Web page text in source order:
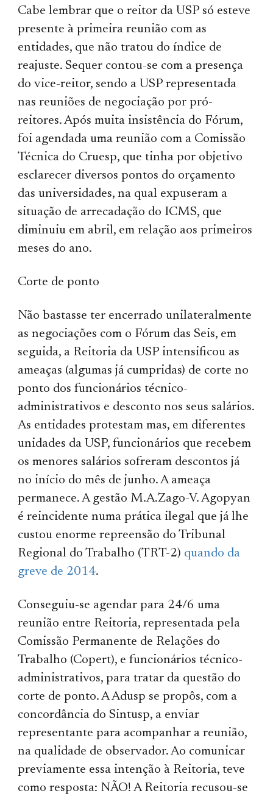
Cabe lembrar que o reitor da USP só esteve
presente à primeira reunião com as
entidades, que não tratou do índice de
reajuste. Sequer contou-se com a presença
do vice-reitor, sendo a USP representada
nas reuniões de negociação por pró-
reitores. Após muita insistência do Fórum,
foi agendada uma reunião com a Comissão
Técnica do Cruesp, que tinha por objetivo
esclarecer diversos pontos do orçamento
das universidades, na qual expuseram a
situação de arrecadação do ICMS, que
diminuiu em abril, em relação aos primeiros
meses do ano.
Corte de ponto
Não bastasse ter encerrado unilateralmente
as negociações com o Fórum das Seis, em
seguida, a Reitoria da USP intensificou as
ameaças (algumas já cumpridas) de corte no
ponto dos funcionários técnico-
administrativos e desconto nos seus salários.
As entidades protestam mas, em diferentes
unidades da USP, funcionários que recebem
os menores salários sofreram descontos já
no início do mês de junho. A ameaça
permanece. A gestão M.A.Zago-V. Agopyan
é reincidente numa prática ilegal que já lhe
custou enorme repreensão do Tribunal
Regional do Trabalho (TRT-2) quando da
greve de 2014.
Conseguiu-se agendar para 24/6 uma
reunião entre Reitoria, representada pela
Comissão Permanente de Relações do
Trabalho (Copert), e funcionários técnico-
administrativos, para tratar da questão do
corte de ponto. A Adusp se propôs, com a
concordância do Sintusp, a enviar
representante para acompanhar a reunião,
na qualidade de observador. Ao comunicar
previamente essa intenção à Reitoria, teve
como resposta: NÃO! A Reitoria recusou-se